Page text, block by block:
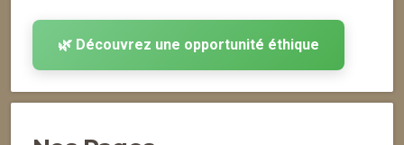
🌿 Découvrez une opportunité éthique